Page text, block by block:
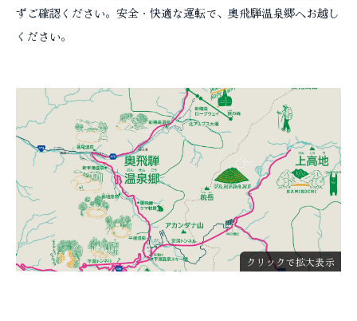
ずご確認ください。安全・快適な運転で、奥飛騨温泉郷へお越し
ください。
クリックで拡大表示